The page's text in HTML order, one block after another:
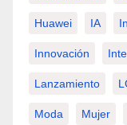
Huawei IA
Innovación
Lanzamiento
Moda Mujer